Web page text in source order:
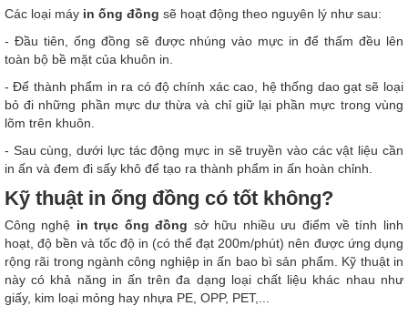
Các loại máy in ống đồng sẽ hoạt động theo nguyên lý như sau:
- Đầu tiên, ống đồng sẽ được nhúng vào mực in để thấm đều lên
toàn bộ bề mặt của khuôn in.
- Để thành phẩm in ra có độ chính xác cao, hệ thống dao gạt sẽ loại
bỏ đi những phần mực dư thừa và chỉ giữ lại phần mực trong vùng
lõm trên khuôn.
- Sau cùng, dưới lực tác động mực in sẽ truyền vào các vật liệu cần
in ấn và đem đi sấy khô để tạo ra thành phẩm in ấn hoàn chỉnh.
Kỹ thuật in ống đồng có tốt không?
Công nghệ in trục ống đồng sở hữu nhiều ưu điểm về tính linh
hoạt, độ bền và tốc độ in (có thể đạt 200m/phút) nên được ứng dụng
rộng rãi trong ngành công nghiệp in ấn bao bì sản phẩm. Kỹ thuật in
này có khả năng in ấn trên đa dạng loại chất liệu khác nhau như
giấy, kim loại mỏng hay nhựa PE, OPP, PET,...